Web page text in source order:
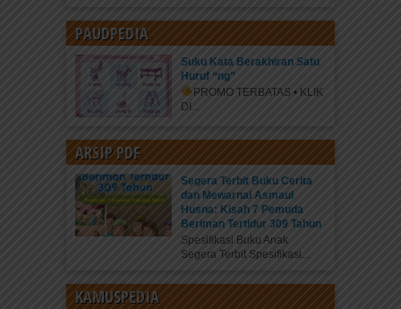
PAUDPEDIA
Suku Kata Berakhiran Satu
Huruf “ng”
PROMO TERBATAS • KLIK
DI...
ARSIP PDF
Segera Terbit Buku Cerita
dan Mewarnai Asmaul
Husna: Kisah 7 Pemuda
Beriman Tertidur 309 Tahun
Spesifikasi Buku Anak
Segera Terbit Spesifikasi...
KAMUSPEDIA